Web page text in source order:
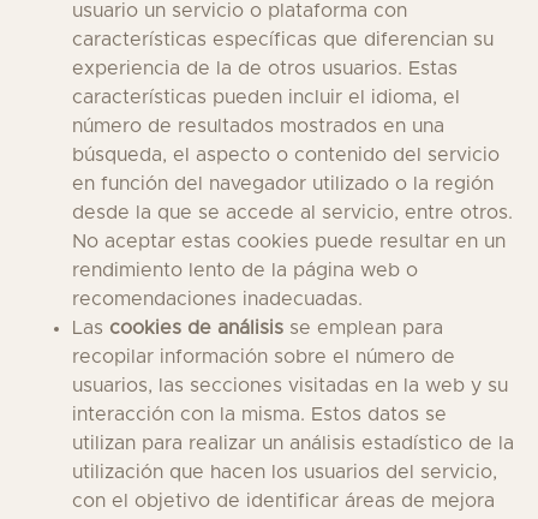
usuario un servicio o plataforma con
características específicas que diferencian su
experiencia de la de otros usuarios. Estas
características pueden incluir el idioma, el
número de resultados mostrados en una
búsqueda, el aspecto o contenido del servicio
en función del navegador utilizado o la región
desde la que se accede al servicio, entre otros.
No aceptar estas cookies puede resultar en un
rendimiento lento de la página web o
recomendaciones inadecuadas.
Las cookies de análisis se emplean para
recopilar información sobre el número de
usuarios, las secciones visitadas en la web y su
interacción con la misma. Estos datos se
utilizan para realizar un análisis estadístico de la
utilización que hacen los usuarios del servicio,
con el objetivo de identificar áreas de mejora